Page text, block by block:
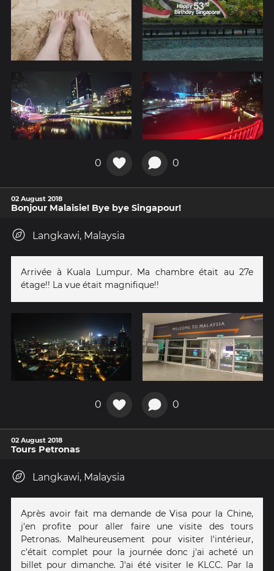
0 0
02 August 2018
Bonjour Malaisie! Bye bye Singapour!
Langkawi, Malaysia
Arrivée à Kuala Lumpur. Ma chambre était au 27e
étage!! La vue était magnifique!!
0 0
02 August 2018
Tours Petronas
Langkawi, Malaysia
Après avoir fait ma demande de Visa pour la Chine,
j'en profite pour aller faire une visite des tours
Petronas. Malheureusement pour visiter l'intérieur,
c'était complet pour la journée donc j'ai acheté un
billet pour dimanche. J'ai été visiter le KLCC. Par la